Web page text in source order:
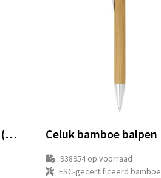
Jakarta bamboe balpen (zwarte inkt)
938954op voorraad
FSC-gecertificeerd bamboe